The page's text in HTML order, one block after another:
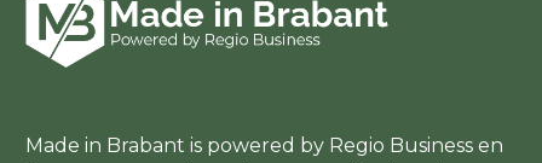
Made in Brabant is powered by Regio Business en